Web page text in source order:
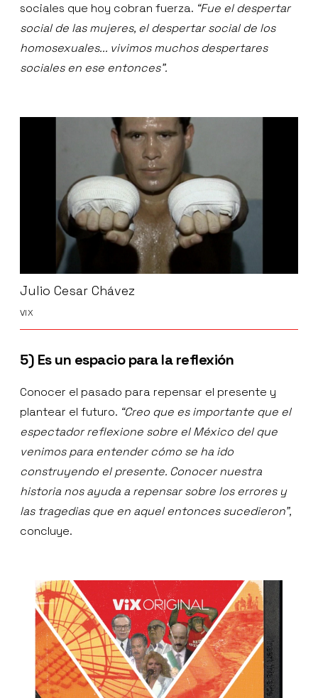
sociales que hoy cobran fuerza. “Fue el despertar
social de las mujeres, el despertar social de los
homosexuales... vivimos muchos despertares
sociales en ese entonces”.
Julio Cesar Chávez
VIX
5) Es un espacio para la reflexión
Conocer el pasado para repensar el presente y
plantear el futuro. “Creo que es importante que el
espectador reflexione sobre el México del que
venimos para entender cómo se ha ido
construyendo el presente. Conocer nuestra
historia nos ayuda a repensar sobre los errores y
las tragedias que en aquel entonces sucedieron”,
concluye.